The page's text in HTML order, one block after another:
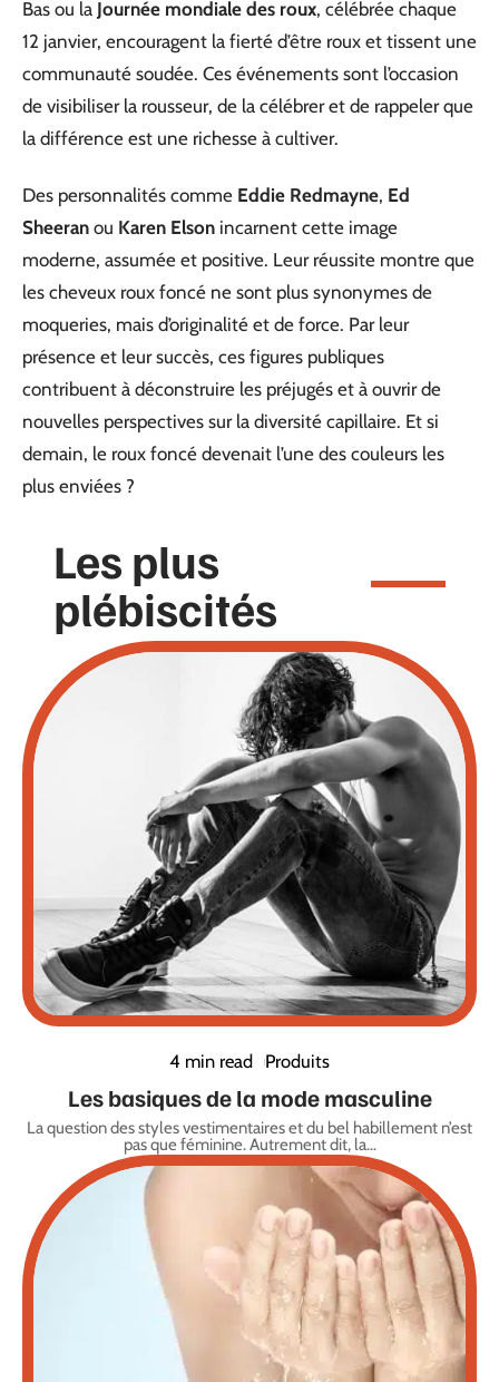
Bas ou la Journée mondiale des roux, célébrée chaque
12 janvier, encouragent la fierté d’être roux et tissent une
communauté soudée. Ces événements sont l’occasion
de visibiliser la rousseur, de la célébrer et de rappeler que
la différence est une richesse à cultiver.
Des personnalités comme Eddie Redmayne, Ed
Sheeran ou Karen Elson incarnent cette image
moderne, assumée et positive. Leur réussite montre que
les cheveux roux foncé ne sont plus synonymes de
moqueries, mais d’originalité et de force. Par leur
présence et leur succès, ces figures publiques
contribuent à déconstruire les préjugés et à ouvrir de
nouvelles perspectives sur la diversité capillaire. Et si
demain, le roux foncé devenait l’une des couleurs les
plus enviées ?
Les plus
plébiscités
4 min read Produits
Les basiques de la mode masculine
La question des styles vestimentaires et du bel habillement n’est
pas que féminine. Autrement dit, la…